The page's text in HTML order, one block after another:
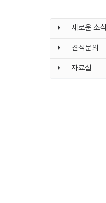
새로운 소식
견적문의
자료실